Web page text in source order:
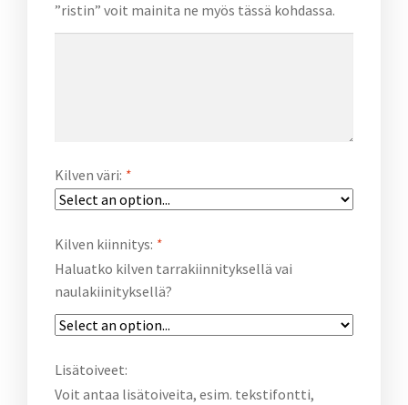
”ristin” voit mainita ne myös tässä kohdassa.
Kilven väri: *
Kilven kiinnitys: *
Haluatko kilven tarrakiinnityksellä vai
naulakiinityksellä?
Lisätoiveet:
Voit antaa lisätoiveita, esim. tekstifontti,